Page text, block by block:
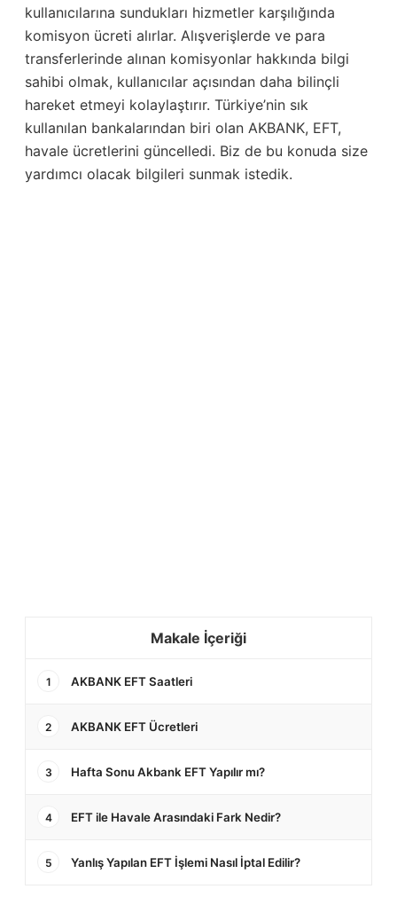
kullanıcılarına sundukları hizmetler karşılığında
komisyon ücreti alırlar. Alışverişlerde ve para
transferlerinde alınan komisyonlar hakkında bilgi
sahibi olmak, kullanıcılar açısından daha bilinçli
hareket etmeyi kolaylaştırır. Türkiye’nin sık
kullanılan bankalarından biri olan AKBANK, EFT,
havale ücretlerini güncelledi. Biz de bu konuda size
yardımcı olacak bilgileri sunmak istedik.
Makale İçeriği
1 AKBANK EFT Saatleri
2 AKBANK EFT Ücretleri
3 Hafta Sonu Akbank EFT Yapılır mı?
4 EFT ile Havale Arasındaki Fark Nedir?
5 Yanlış Yapılan EFT İşlemi Nasıl İptal Edilir?